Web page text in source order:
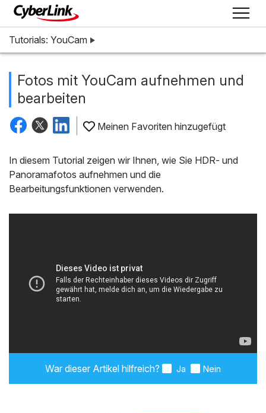
Tutorials: YouCam
Fotos mit YouCam aufnehmen und
bearbeiten
Meinen Favoriten hinzugefügt
In diesem Tutorial zeigen wir Ihnen, wie Sie HDR- und
Panoramafotos aufnehmen und die
Bearbeitungsfunktionen verwenden.
War dieser Artikel hilfreich? Ja Nein